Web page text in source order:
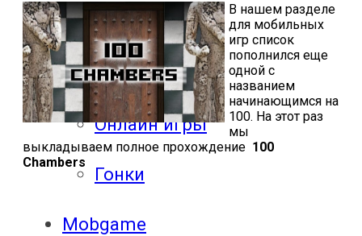
Шутеры
Стратегии
Онлайн игры
Гонки
Mobgame
В нашем разделе
для мобильных
игр список
пополнился еще
одной с
названием
начинающимся на
100. На этот раз
мы
выкладываем полное прохождение 100
Chambers